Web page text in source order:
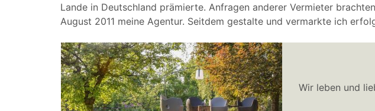
Lande in Deutschland prämierte. Anfragen anderer Vermieter
August 2011 meine Agentur. Seitdem gestalte und vermarkte ich
Wir leben und